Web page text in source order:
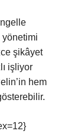
yönetimi
şikâyet
işliyor
hem